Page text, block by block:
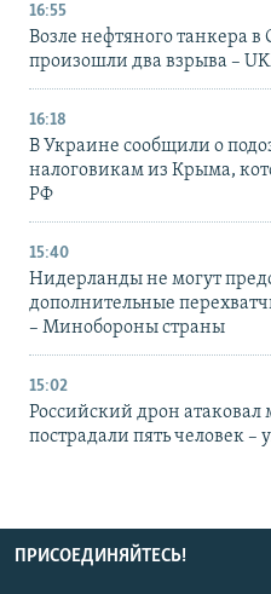
16:55
Возле нефтяного танкера
произошли два взрыва –
16:18
В Украине сообщили о
налоговикам из Крыма,
РФ
15:40
Нидерланды не могут
дополнительные
– Минобороны страны
15:02
Российский дрон атаковал
пострадали пять человек –
ПРИСОЕДИНЯЙТЕСЬ!